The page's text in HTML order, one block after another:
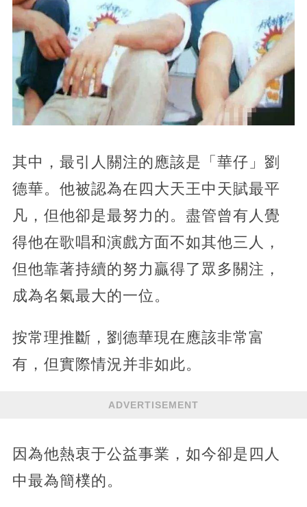
其中，最引人關注的應該是「華仔」劉
德華。他被認為在四大天王中天賦最平
凡，但他卻是最努力的。盡管曾有人覺
得他在歌唱和演戲方面不如其他三人，
但他靠著持續的努力贏得了眾多關注，
成為名氣最大的一位。
按常理推斷，劉德華現在應該非常富
有，但實際情況并非如此。
ADVERTISEMENT
因為他熱衷于公益事業，如今卻是四人
中最為簡樸的。